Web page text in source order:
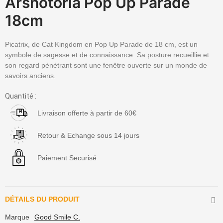
18cm
Picatrix, de Cat Kingdom en Pop Up Parade de 18 cm, est un
symbole de sagesse et de connaissance. Sa posture recueillie et
son regard pénétrant sont une fenêtre ouverte sur un monde de
savoirs anciens.
Quantité :
Livraison offerte à partir de 60€
Retour & Echange sous 14 jours
Paiement Securisé
DÉTAILS DU PRODUIT
Marque Good Smile C.